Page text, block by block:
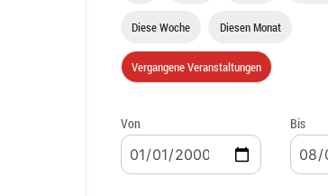
Diese Woche Diesen Monat
Vergangene Veranstaltungen
Von Bis